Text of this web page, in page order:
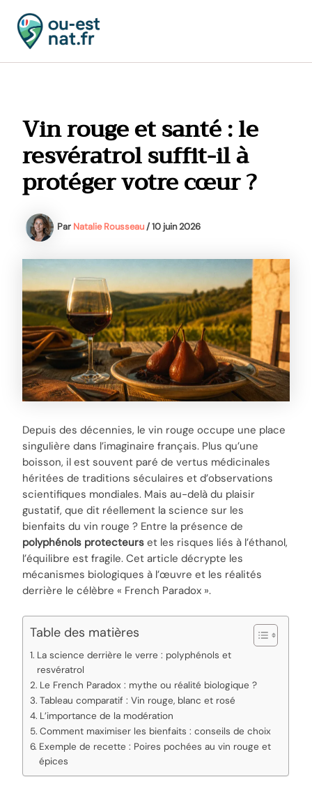
contenu
Vin rouge et santé : le
resvératrol suffit-il à
protéger votre cœur ?
Par Natalie Rousseau/10 juin 2026
Depuis des décennies, le vin rouge occupe une place
singulière dans l’imaginaire français. Plus qu’une
boisson, il est souvent paré de vertus médicinales
héritées de traditions séculaires et d’observations
scientifiques mondiales. Mais au-delà du plaisir
gustatif, que dit réellement la science sur les
bienfaits du vin rouge ? Entre la présence de
polyphénols protecteurs et les risques liés à l’éthanol,
l’équilibre est fragile. Cet article décrypte les
mécanismes biologiques à l’œuvre et les réalités
derrière le célèbre « French Paradox ».
Table des matières
La science derrière le verre : polyphénols et
resvératrol
Le French Paradox : mythe ou réalité biologique ?
Tableau comparatif : Vin rouge, blanc et rosé
L’importance de la modération
Comment maximiser les bienfaits : conseils de choix
Exemple de recette : Poires pochées au vin rouge et
épices